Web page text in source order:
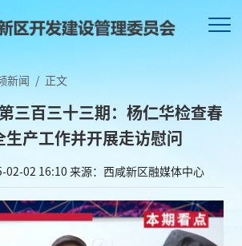
新闻 / 正文
三百三十三期：杨仁华检查春
生产工作并开展走访慰问
02-02 16:10来源：西咸新区融媒体中心